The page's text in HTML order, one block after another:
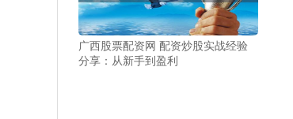
广西股票配资网 配资炒股实战经验
分享：从新手到盈利